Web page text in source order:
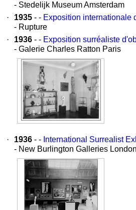
- Stedelijk Museum Amsterdam
·
1935 - - Exposition internationale
- Rupture
·
1936 - - Exposition surréaliste
- Galerie Charles Ratton Paris
· 1936 - - International Surrealist
- New Burlington Galleries London